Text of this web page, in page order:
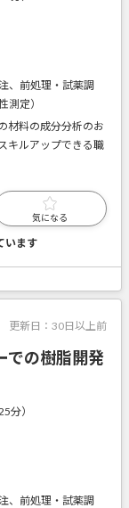
、前処理・試薬調
測定）
材料の成分分析のお
キルアップできる職
気になる
います
更新日： 30日以上前
での樹脂開発
分）
、前処理・試薬調